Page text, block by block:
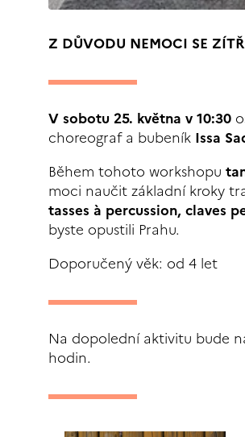
Z DŮVODU NEMOCI SE
V sobotu 25. května v 10:30
choreograf a bubeník Issa
Během tohoto workshopu
moci naučit základní kroky
tasses à percussion, claves
byste opustili Prahu.
Doporučený věk: od 4 let
Na dopolední aktivitu bude
hodin.